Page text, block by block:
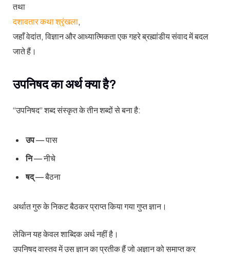
तथा
दशावतार कथा श्रृंखला,
जहाँ वेदांत, विज्ञान और आध्यात्मिकता एक गहरे ब्रह्मांडीय संवाद में बदल
जाते हैं।
उपनिषद का अर्थ क्या है?
“उपनिषद” शब्द संस्कृत के तीन शब्दों से बना है:
उप— पास
नि— नीचे
षद्— बैठना
अर्थात गुरु के निकट बैठकर प्राप्त किया गया गुप्त ज्ञान।
लेकिन यह केवल शाब्दिक अर्थ नहीं है।
उपनिषद वास्तव में उस ज्ञान का प्रतीक हैं जो अज्ञान को समाप्त कर